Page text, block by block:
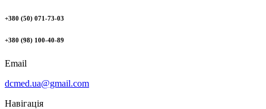
+380 (50) 071-73-03
+380 (98) 100-40-89
Email
dcmed.ua@gmail.com
Навігація